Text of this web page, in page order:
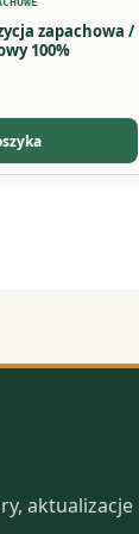
zapachowa /
100%